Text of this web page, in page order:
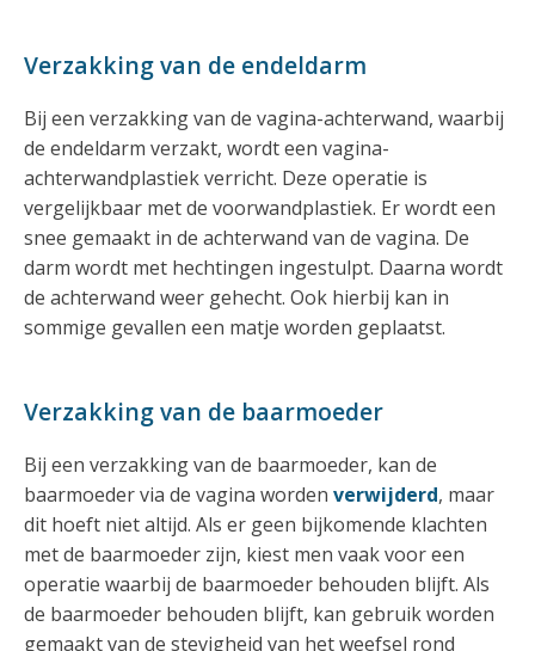
Verzakking van de endeldarm
Bij een verzakking van de vagina-achterwand, waarbij
de endeldarm verzakt, wordt een vagina-
achterwandplastiek verricht. Deze operatie is
vergelijkbaar met de voorwandplastiek. Er wordt een
snee gemaakt in de achterwand van de vagina. De
darm wordt met hechtingen ingestulpt. Daarna wordt
de achterwand weer gehecht. Ook hierbij kan in
sommige gevallen een matje worden geplaatst.
Verzakking van de baarmoeder
Bij een verzakking van de baarmoeder, kan de
baarmoeder via de vagina worden verwijderd, maar
dit hoeft niet altijd. Als er geen bijkomende klachten
met de baarmoeder zijn, kiest men vaak voor een
operatie waarbij de baarmoeder behouden blijft. Als
de baarmoeder behouden blijft, kan gebruik worden
gemaakt van de stevigheid van het weefsel rond